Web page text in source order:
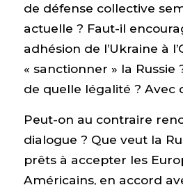
de défense collective
actuelle ? Faut-il
adhésion de l’Ukraine à
« sanctionner » la Russie
de quelle légalité ? Avec
Peut-on au contraire
dialogue ? Que veut la
prêts à accepter les
Américains, en accord